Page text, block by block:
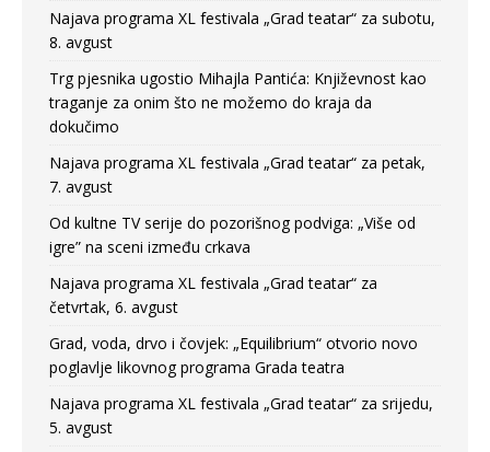
Najava programa XL festivala „Grad teatar“ za subotu,
8. avgust
Trg pjesnika ugostio Mihajla Pantića: Književnost kao
traganje za onim što ne možemo do kraja da
dokučimo
Najava programa XL festivala „Grad teatar“ za petak,
7. avgust
Od kultne TV serije do pozorišnog podviga: „Više od
igre” na sceni između crkava
Najava programa XL festivala „Grad teatar“ za
četvrtak, 6. avgust
Grad, voda, drvo i čovjek: „Equilibrium“ otvorio novo
poglavlje likovnog programa Grada teatra
Najava programa XL festivala „Grad teatar“ za srijedu,
5. avgust